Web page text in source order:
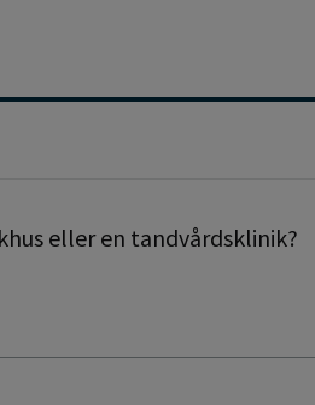
eller en tandvårdsklinik?